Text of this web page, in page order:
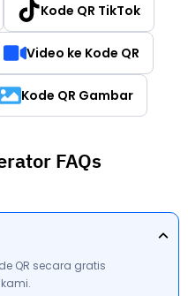
Kode QR TikTok
Video ke Kode QR
Kode QR Gambar
FAQs
QR secara gratis